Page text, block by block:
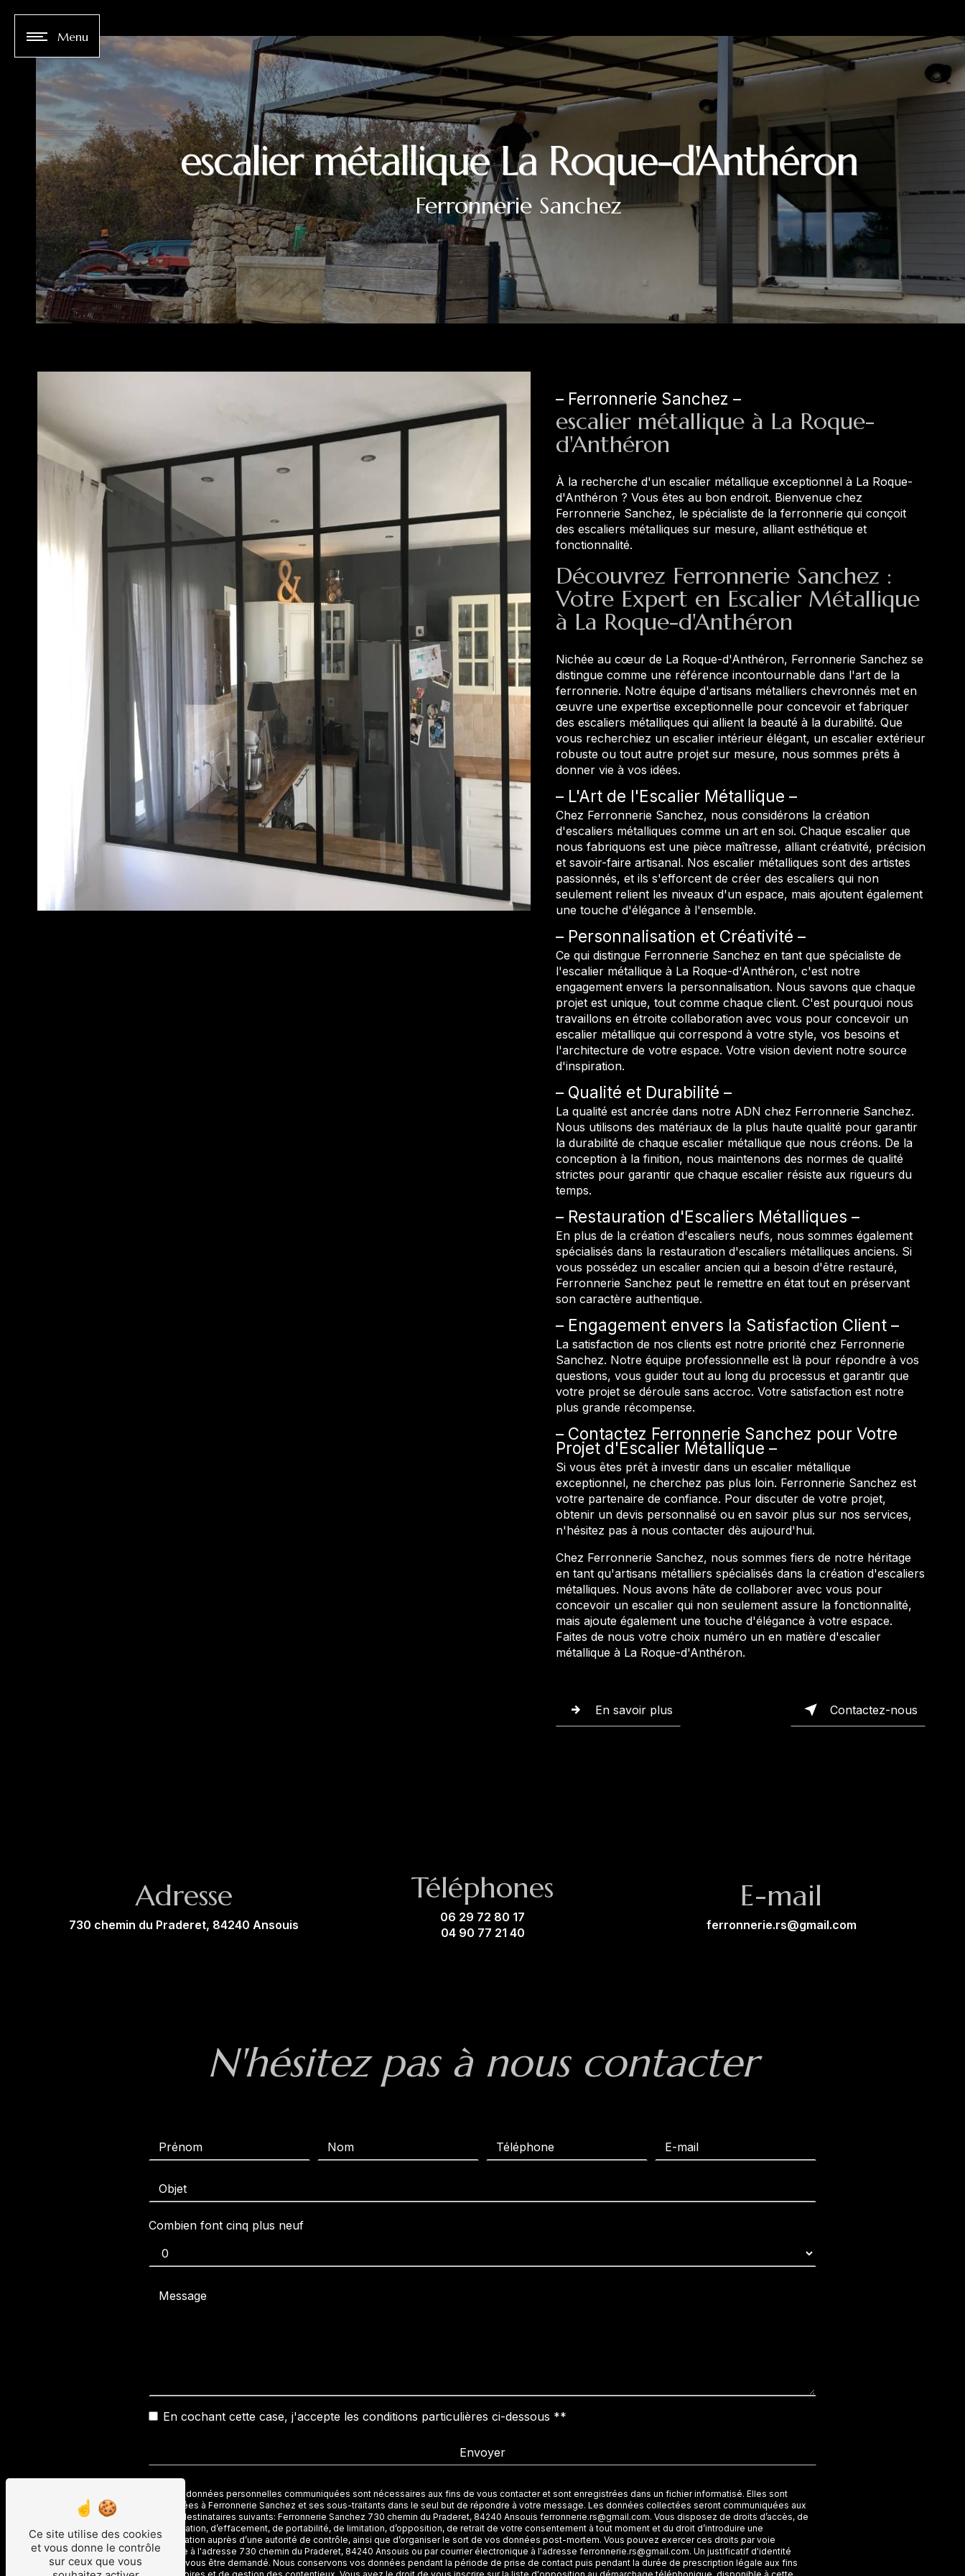
Menu
escalier métallique La Roque-d'Anthéron
Ferronnerie Sanchez
Ferronnerie Sanchez
escalier métallique à La Roque-
d'Anthéron
À la recherche d'un escalier métallique exceptionnel à La Roque-
d'Anthéron ? Vous êtes au bon endroit. Bienvenue chez
Ferronnerie Sanchez, le spécialiste de la ferronnerie qui conçoit
des escaliers métalliques sur mesure, alliant esthétique et
fonctionnalité.
Découvrez Ferronnerie Sanchez :
Votre Expert en Escalier Métallique
à La Roque-d'Anthéron
Nichée au cœur de La Roque-d'Anthéron, Ferronnerie Sanchez se
distingue comme une référence incontournable dans l'art de la
ferronnerie. Notre équipe d'artisans métalliers chevronnés met en
œuvre une expertise exceptionnelle pour concevoir et fabriquer
des escaliers métalliques qui allient la beauté à la durabilité. Que
vous recherchiez un escalier intérieur élégant, un escalier extérieur
robuste ou tout autre projet sur mesure, nous sommes prêts à
donner vie à vos idées.
L'Art de l'Escalier Métallique
Chez Ferronnerie Sanchez, nous considérons la création
d'escaliers métalliques comme un art en soi. Chaque escalier que
nous fabriquons est une pièce maîtresse, alliant créativité, précision
et savoir-faire artisanal. Nos escalier métalliques sont des artistes
passionnés, et ils s'efforcent de créer des escaliers qui non
seulement relient les niveaux d'un espace, mais ajoutent également
une touche d'élégance à l'ensemble.
Personnalisation et Créativité
Ce qui distingue Ferronnerie Sanchez en tant que spécialiste de
l'escalier métallique à La Roque-d'Anthéron, c'est notre
engagement envers la personnalisation. Nous savons que chaque
projet est unique, tout comme chaque client. C'est pourquoi nous
travaillons en étroite collaboration avec vous pour concevoir un
escalier métallique qui correspond à votre style, vos besoins et
l'architecture de votre espace. Votre vision devient notre source
d'inspiration.
Qualité et Durabilité
La qualité est ancrée dans notre ADN chez Ferronnerie Sanchez.
Nous utilisons des matériaux de la plus haute qualité pour garantir
la durabilité de chaque escalier métallique que nous créons. De la
conception à la finition, nous maintenons des normes de qualité
strictes pour garantir que chaque escalier résiste aux rigueurs du
temps.
Restauration d'Escaliers Métalliques
En plus de la création d'escaliers neufs, nous sommes également
spécialisés dans la restauration d'escaliers métalliques anciens. Si
vous possédez un escalier ancien qui a besoin d'être restauré,
Ferronnerie Sanchez peut le remettre en état tout en préservant
son caractère authentique.
Engagement envers la Satisfaction Client
La satisfaction de nos clients est notre priorité chez Ferronnerie
Sanchez. Notre équipe professionnelle est là pour répondre à vos
questions, vous guider tout au long du processus et garantir que
votre projet se déroule sans accroc. Votre satisfaction est notre
plus grande récompense.
Contactez Ferronnerie Sanchez pour Votre
Projet d'Escalier Métallique
Si vous êtes prêt à investir dans un escalier métallique
exceptionnel, ne cherchez pas plus loin. Ferronnerie Sanchez est
votre partenaire de confiance. Pour discuter de votre projet,
obtenir un devis personnalisé ou en savoir plus sur nos services,
n'hésitez pas à nous contacter dès aujourd'hui.
Chez Ferronnerie Sanchez, nous sommes fiers de notre héritage
en tant qu'artisans métalliers spécialisés dans la création d'escaliers
métalliques. Nous avons hâte de collaborer avec vous pour
concevoir un escalier qui non seulement assure la fonctionnalité,
mais ajoute également une touche d'élégance à votre espace.
Faites de nous votre choix numéro un en matière d'escalier
métallique à La Roque-d'Anthéron.
En savoir plus Contactez-nous
Adresse
730 chemin du Praderet, 84240 Ansouis
Téléphones
06 29 72 80 17
04 90 77 21 40
E-mail
ferronnerie.rs@gmail.com
N'hésitez pas à nous contacter
Combien font cinq plus neuf
En cochant cette case, j'accepte les conditions particulières ci-dessous **
Envoyer
** Les données personnelles communiquées sont nécessaires aux fins de vous contacter et sont enregistrées dans un fichier informatisé. Elles sont
destinées à Ferronnerie Sanchez et ses sous-traitants dans le seul but de répondre à votre message. Les données collectées seront communiquées aux
seuls destinataires suivants: Ferronnerie Sanchez 730 chemin du Praderet, 84240 Ansouis ferronnerie.rs@gmail.com. Vous disposez de droits d’accès, de
rectification, d’effacement, de portabilité, de limitation, d’opposition, de retrait de votre consentement à tout moment et du droit d’introduire une
réclamation auprès d’une autorité de contrôle, ainsi que d’organiser le sort de vos données post-mortem. Vous pouvez exercer ces droits par voie
postale à l'adresse 730 chemin du Praderet, 84240 Ansouis ou par courrier électronique à l'adresse ferronnerie.rs@gmail.com. Un justificatif d'identité
pourra vous être demandé. Nous conservons vos données pendant la période de prise de contact puis pendant la durée de prescription légale aux fins
Ce site utilise des cookies
et vous donne le contrôle
sur ceux que vous